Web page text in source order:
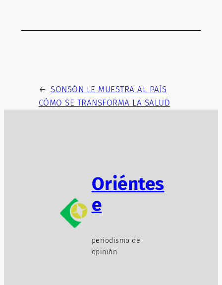
← SONSÓN LE MUESTRA AL PAÍS
CÓMO SE TRANSFORMA LA SALUD
Oriéntes
e
periodismo de
opinión